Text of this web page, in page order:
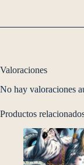
Valoraciones
No hay valoraciones
Productos